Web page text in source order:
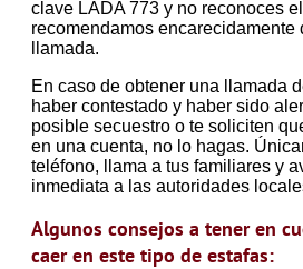
clave LADA 773 y no reconoces
recomendamos encarecidamente
llamada.
En caso de obtener una llamada
haber contestado y haber sido
posible secuestro o te soliciten
en una cuenta, no lo hagas.
teléfono, llama a tus familiares y
inmediata a las autoridades
Algunos consejos a tener en
caer en este tipo de estafas: